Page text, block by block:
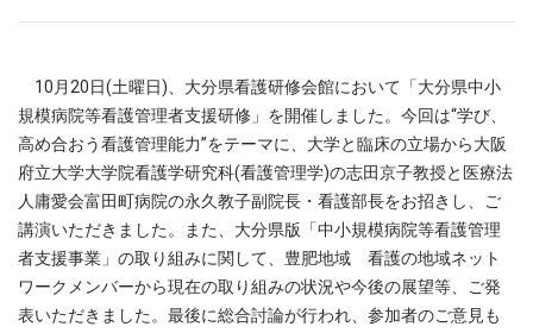
10月20日(土曜日)、大分県看護研修会館において「大分県中小
規模病院等看護管理者支援研修」を開催しました。今回は“学び、
高め合おう看護管理能力”をテーマに、大学と臨床の立場から大阪
府立大学大学院看護学研究科(看護管理学)の志田京子教授と医療法
人庸愛会富田町病院の永久教子副院長・看護部長をお招きし、ご
講演いただきました。また、大分県版「中小規模病院等看護管理
者支援事業」の取り組みに関して、豊肥地域 看護の地域ネット
ワークメンバーから現在の取り組みの状況や今後の展望等、ご発
表いただきました。最後に総合討論が行われ、参加者のご意見も